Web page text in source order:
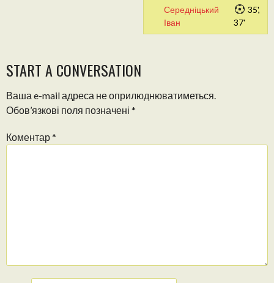
Середніцький
Іван
35',
37'
START A CONVERSATION
Ваша e-mail адреса не оприлюднюватиметься.
Обов’язкові поля позначені *
Коментар*